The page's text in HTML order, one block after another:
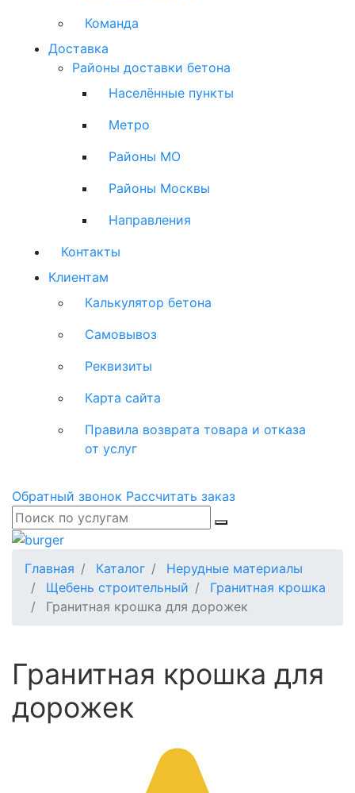
Команда
Доставка
Районы доставки бетона
Населённые пункты
Метро
Районы МО
Районы Москвы
Направления
Контакты
Клиентам
Калькулятор бетона
Самовывоз
Реквизиты
Карта сайта
Правила возврата товара и отказа
от услуг
Обратный звонок Рассчитать заказ
Главная Каталог
Нерудные материалы
Щебень строительный
Гранитная крошка
Гранитная крошка для дорожек
Гранитная крошка для
дорожек